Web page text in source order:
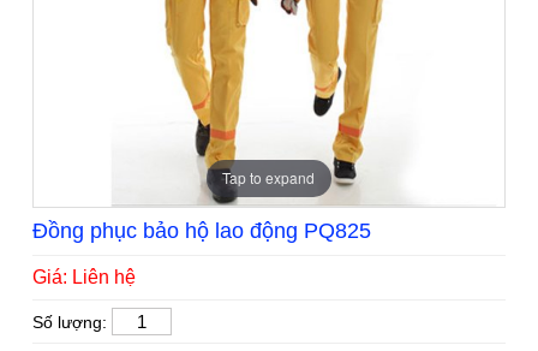
Tap to expand
Đồng phục bảo hộ lao động PQ825
Giá: Liên hệ
Số lượng: